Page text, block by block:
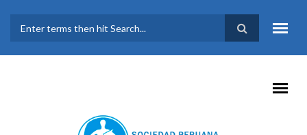
FORMULARIO DE
BÚSQUEDA